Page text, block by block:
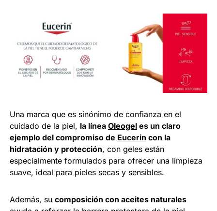
Una marca que es sinónimo de confianza en el
cuidado de la piel, la línea Oleogel es un claro
ejemplo del compromiso de Eucerin con la
hidratación y protección, con geles están
especialmente formulados para ofrecer una limpieza
suave, ideal para pieles secas y sensibles.
Además, su composición con aceites naturales